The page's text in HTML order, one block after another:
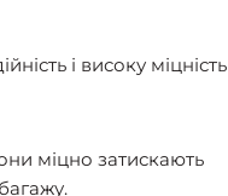
і високу міцність
міцно затискають